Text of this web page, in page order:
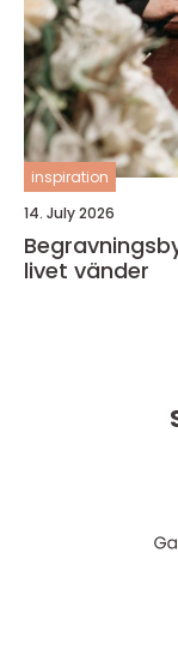
inspiration
14. July 2026
livet vänder